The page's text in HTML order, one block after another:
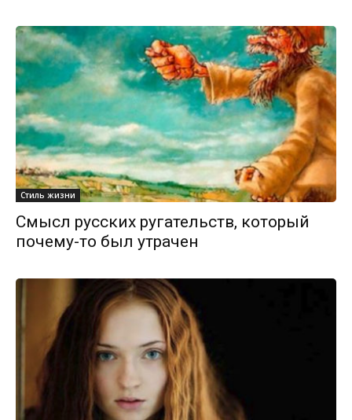
Стиль жизни
Смысл русских ругательств, который
почему-то был утрачен